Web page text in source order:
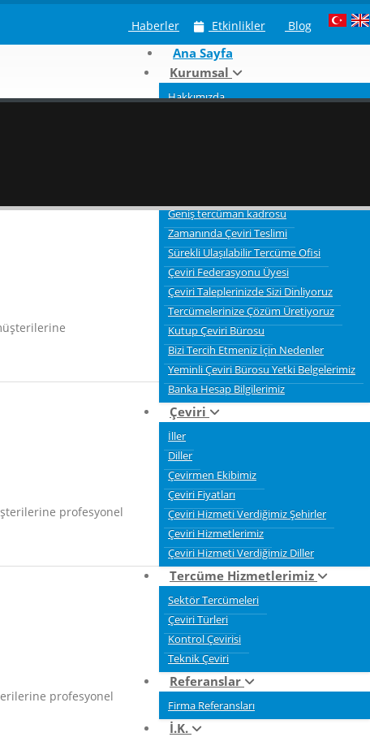
Haberler Etkinlikler Blog
Ana Sayfa
Kurumsal
Hakkımızda
Geniş tercüman kadrosu
Zamanında Çeviri Teslimi
Sürekli Ulaşılabilir Tercüme Ofisi
Çeviri Federasyonu Üyesi
Çeviri Taleplerinizde Sizi Dinliyoruz
Tercümelerinize Çözüm Üretiyoruz
Kutup Çeviri Bürosu
Bizi Tercih Etmeniz İçin Nedenler
Yeminli Çeviri Bürosu Yetki Belgelerimiz
Banka Hesap Bilgilerimiz
Çeviri
İller
Diller
Çevirmen Ekibimiz
Çeviri Fiyatları
Çeviri Hizmeti Verdiğimiz Şehirler
Çeviri Hizmetlerimiz
Çeviri Hizmeti Verdiğimiz Diller
Tercüme Hizmetlerimiz
Sektör Tercümeleri
Çeviri Türleri
Kontrol Çevirisi
Teknik Çeviri
Referanslar
Firma Referansları
İ.K.
profesyonel
profesyonel